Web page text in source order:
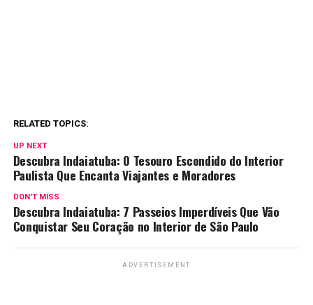
RELATED TOPICS:
UP NEXT
Descubra Indaiatuba: O Tesouro Escondido do Interior
Paulista Que Encanta Viajantes e Moradores
DON'T MISS
Descubra Indaiatuba: 7 Passeios Imperdíveis Que Vão
Conquistar Seu Coração no Interior de São Paulo
ADVERTISEMENT